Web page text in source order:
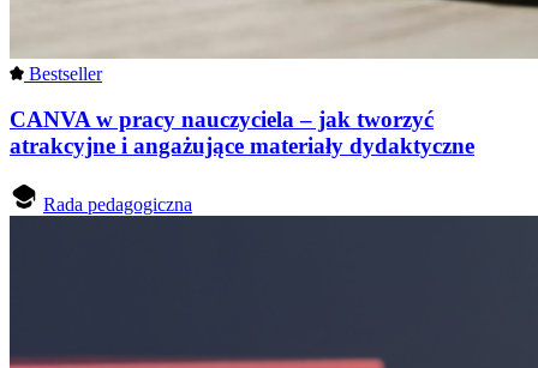
Bestseller
CANVA w pracy nauczyciela – jak tworzyć
atrakcyjne i angażujące materiały dydaktyczne
Rada pedagogiczna